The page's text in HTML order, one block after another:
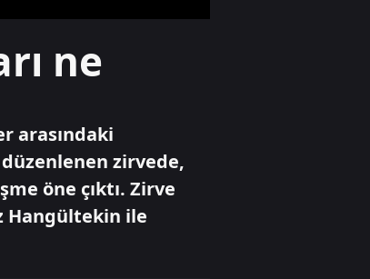
Hürmüz
Boğazı'nda 60
Gündem
Çelik: "Üçüncü göz
diye bir şey yok,
sadece milli göz
vardır"
ne
arasındaki
zirvede,
öne çıktı. Zirve
Hangültekin ile